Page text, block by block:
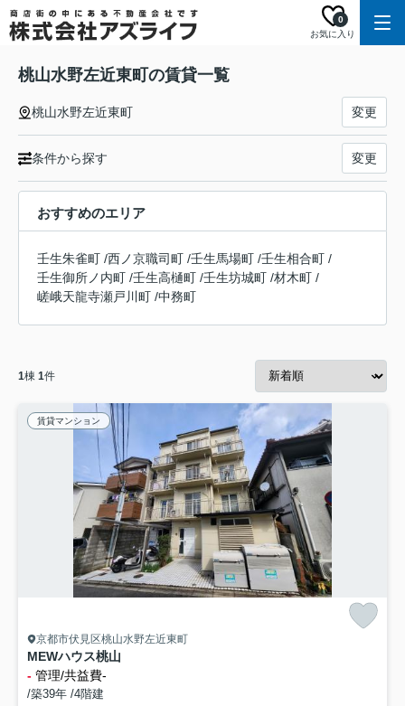
お気に入り
0
桃山水野左近東町の賃貸一覧
桃山水野左近東町 変更
条件から探す 変更
おすすめのエリア
壬生朱雀町 /西ノ京職司町 /壬生馬場町 /壬生相合町 /
壬生御所ノ内町 /壬生高樋町 /壬生坊城町 /材木町 /
嵯峨天龍寺瀬戸川町 /中務町
1棟 1件
賃貸マンション
京都市伏見区桃山水野左近東町
MEWハウス桃山
- 管理/共益費-
/築39年 /4階建